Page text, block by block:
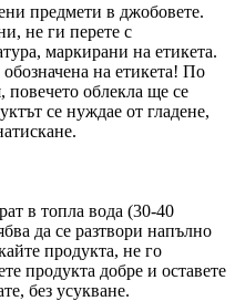
предмети в джобовете.
не ги перете с
маркирани на етикета.
на етикета! По
повечето облекла ще се
се нуждае от гладене,
в топла вода (30-40
да се разтвори напълно
продукта, не го
продукта добре и оставете
без усукване.